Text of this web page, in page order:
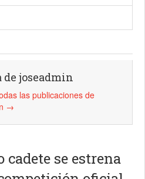
de joseadmin
las publicaciones de
→
cadete se estrena